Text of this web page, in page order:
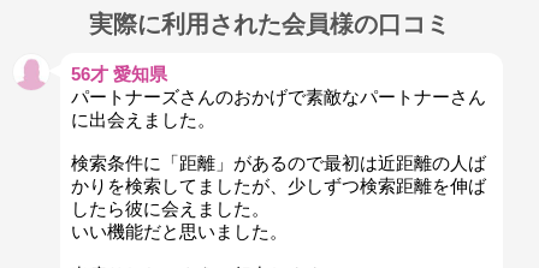
実際に利用された会員様の口コミ
56才 愛知県
パートナーズさんのおかげで素敵なパートナーさん
に出会えました。
検索条件に「距離」があるので最初は近距離の人ば
かりを検索してましたが、少しずつ検索距離を伸ば
したら彼に会えました。
いい機能だと思いました。